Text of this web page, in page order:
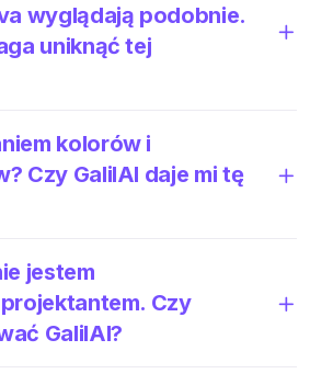
wyglądają podobnie.
uniknąć tej
kolorów i
Czy GalilAI daje mi tę
jestem
Czy
GalilAI?